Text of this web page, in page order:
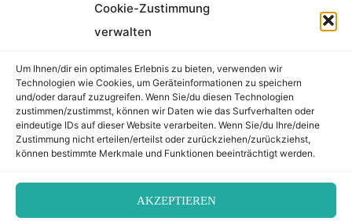
Cookie-Zustimmung
verwalten
Um Ihnen/dir ein optimales Erlebnis zu bieten, verwenden wir
Technologien wie Cookies, um Geräteinformationen zu speichern
und/oder darauf zuzugreifen. Wenn Sie/du diesen Technologien
zustimmen/zustimmst, können wir Daten wie das Surfverhalten oder
eindeutige IDs auf dieser Website verarbeiten. Wenn Sie/du Ihre/deine
Zustimmung nicht erteilen/erteilst oder zurückziehen/zurückziehst,
können bestimmte Merkmale und Funktionen beeinträchtigt werden.
AKZEPTIEREN
Datenschutz
Cookie-Richtlinie (EU)
to
Top